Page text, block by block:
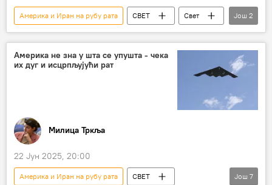
Америка и Иран на рубу рата СВЕТ
Свет
Свет – политика
Сукоб на Блиском истоку
Још 2
Америка не зна у шта се упушта - чека
их дуг и исцрпљујући рат
Милица Тркља
22 Јун 2025, 20:00
Америка и Иран на рубу рата
СВЕТ
Још 7